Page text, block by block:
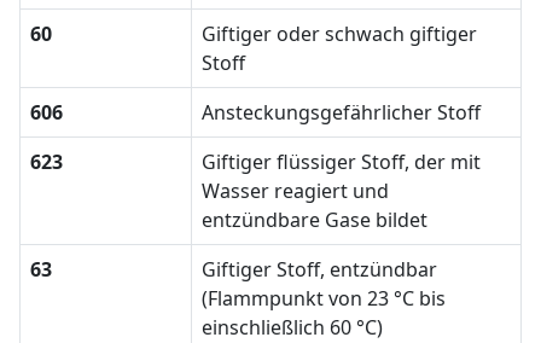
60
Giftiger oder schwach giftiger
Stoff
606
Ansteckungsgefährlicher Stoff
623
Giftiger flüssiger Stoff, der mit
Wasser reagiert und
entzündbare Gase bildet
63
Giftiger Stoff, entzündbar
(Flammpunkt von 23 °C bis
einschließlich 60 °C)